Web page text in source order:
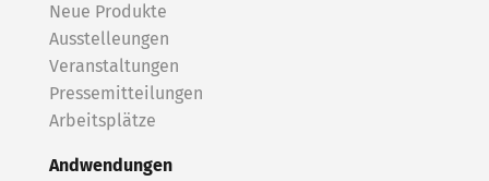
Neue Produkte
Ausstelleungen
Veranstaltungen
Pressemitteilungen
Arbeitsplätze
Andwendungen